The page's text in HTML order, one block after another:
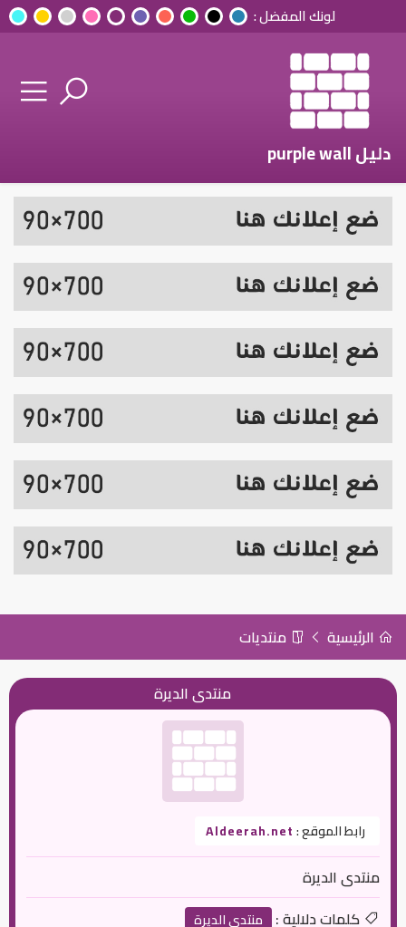
لونك المفضل :
دليل purple wall
الرئيسية منتديات
منتدى الديرة
رابط الموقع :Aldeerah.net
منتدى الديرة
كلمات دلالية :
منتدى الديرة